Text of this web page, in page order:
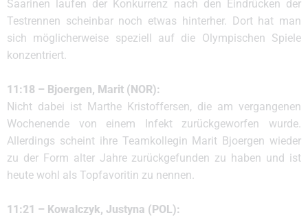
Saarinen laufen der Konkurrenz nach den Eindrücken der
Testrennen scheinbar noch etwas hinterher. Dort hat man
sich möglicherweise speziell auf die Olympischen Spiele
konzentriert.
11:18 – Bjoergen, Marit (NOR):
Nicht dabei ist Marthe Kristoffersen, die am vergangenen
Wochenende von einem Infekt zurückgeworfen wurde.
Allerdings scheint ihre Teamkollegin Marit Bjoergen wieder
zu der Form alter Jahre zurückgefunden zu haben und ist
heute wohl als Topfavoritin zu nennen.
11:21 – Kowalczyk, Justyna (POL):